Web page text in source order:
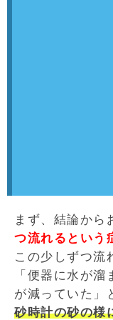
まず、結論から
つ流れるという
この少しずつ流
「便器に水が
が減っていた」
砂時計の砂の様